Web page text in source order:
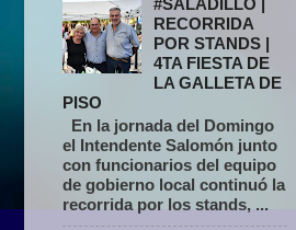
RECORRIDA
POR STANDS |
4TA FIESTA DE
LA GALLETA DE
PISO
En la jornada del Domingo
el Intendente Salomón junto
con funcionarios del equipo
de gobierno local continuó la
recorrida por los stands, ...